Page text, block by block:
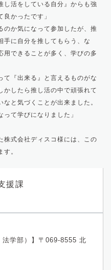
し活をしている自分』からも強
かったです」
のか気になって参加したが、推
手に自分を推してもらう、な
用できることが多く、学びの多
て『出来る』と言えるものがな
かしたら推し活の中で頑張れて
と気づくことが出来ました。
て学びになりました」
株式会社ディスコ様には、この
。
援課
法学部）】〒069-8555 北